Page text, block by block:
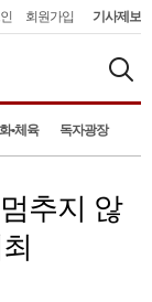
회원가입 기사제보
•체육 독자광장
추지 않